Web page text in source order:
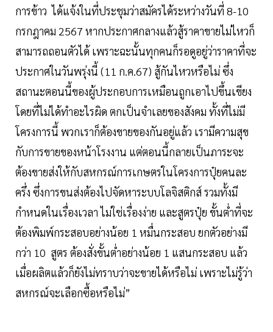
การข้าว ได้แจ้งในที่ประชุมว่าสมัครได้ระหว่างวันที่ 8-10
กรกฎาคม 2567 หากประกาศกลางแล้วสู้ราคาขายไม่ไหวก็
สามารถถอนตัวได้ เพราะฉะนั้นทุกคนก็รอดูอยู่ว่าราคาที่จะ
ประกาศในวันพรุ่งนี้ (11 ก.ค.67) สู้กันไหวหรือไม่ ซึ่ง
สถานะตอนนี้ของผู้ประกอบการเหมือนถูกเอาไปขึ้นเขียง
โดยที่ไม่ได้ทำอะไรผิด ตกเป็นจำเลยของสังคม ทั้งที่ไม่มี
โครงการนี้ พวกเราก็ต้องขายของกันอยู่แล้ว เรามีความสุข
กับการขายของหน้าโรงงาน แต่ตอนนี้กลายเป็นภาระจะ
ต้องขายส่งให้กับสหกรณ์การเกษตรในโครงการปุ๋ยคนละ
ครึ่ง ซึ่งการขนส่งต้องไปจัดหาระบบโลจิสติกส์ รวมทั้งมี
กำหนดในเรื่องเวลา ไม่ใช่เรื่องง่าย และสูตรปุ๋ย ขั้นต่ำที่จะ
ต้องพิมพ์กระสอบอย่างน้อย 1 หมื่นกระสอบ ยกตัวอย่างมี
กว่า 10 สูตร ต้องสั่งขั้นต่ำอย่างน้อย 1 แสนกระสอบ แล้ว
เมื่อผลิตแล้วก็ยังไม่ทราบว่าจะขายได้หรือไม่ เพราะไม่รู้ว่า
สหกรณ์จะเลือกซื้อหรือไม่”